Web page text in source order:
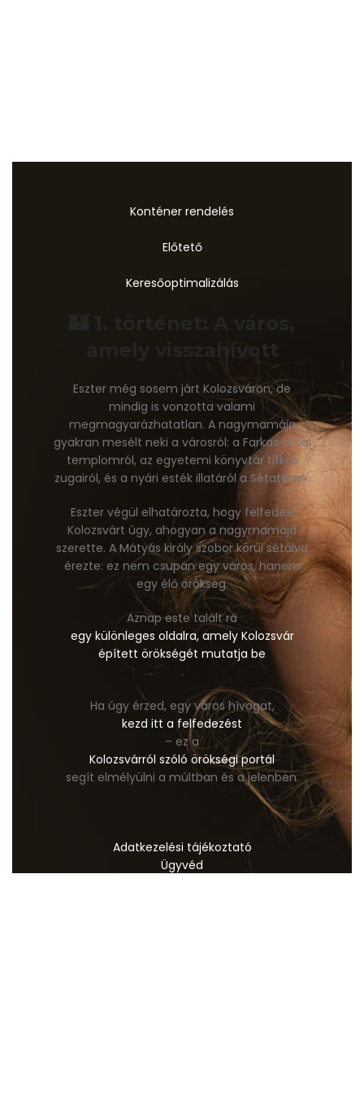
Konténer rendelés
Előtető
Keresőoptimalizálás
🏰 1. történet: A város,
amely visszahívott
Eszter még sosem járt Kolozsváron, de
mindig is vonzotta valami
megmagyarázhatatlan. A nagymamája
gyakran mesélt neki a városról: a Farkas utcai
templomról, az egyetemi könyvtár titkos
zugairól, és a nyári esték illatáról a Sétatéren.
Eszter végül elhatározta, hogy felfedezi
Kolozsvárt úgy, ahogyan a nagymamája
szerette. A Mátyás király szobor körül sétálva
érezte: ez nem csupán egy város, hanem
egy élő örökség.
Aznap este talált rá
egy különleges oldalra, amely Kolozsvár
épített örökségét mutatja be
.
Ha úgy érzed, egy város hívogat,
kezd itt a felfedezést
– ez a
Kolozsvárról szóló örökségi portál
segít elmélyülni a múltban és a jelenben.
Adatkezelési tájékoztató
Ügyvéd